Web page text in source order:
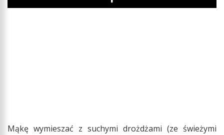
Play
Mąkę wymieszać z suchymi drożdżami (ze świeżymi